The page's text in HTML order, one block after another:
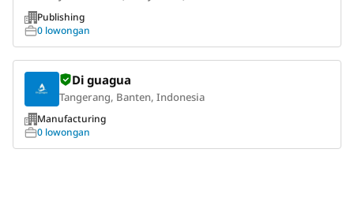
Publishing
0 lowongan
Di guagua
Tangerang, Banten, Indonesia
Manufacturing
0 lowongan